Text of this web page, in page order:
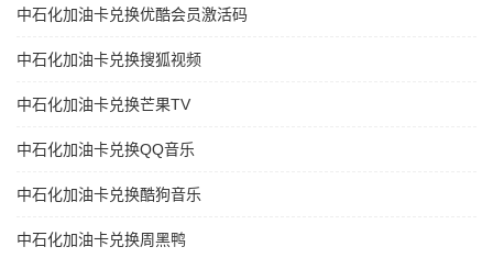
中石化加油卡兑换优酷会员激活码
中石化加油卡兑换搜狐视频
中石化加油卡兑换芒果TV
中石化加油卡兑换QQ音乐
中石化加油卡兑换酷狗音乐
中石化加油卡兑换周黑鸭